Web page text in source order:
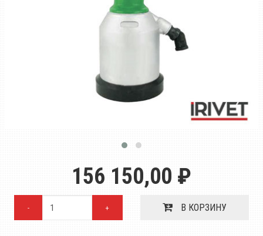
156 150,00 ₽
- + В КОРЗИНУ